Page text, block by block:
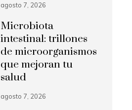
agosto 7, 2026
Microbiota
intestinal: trillones
de microorganismos
que mejoran tu
salud
agosto 7, 2026